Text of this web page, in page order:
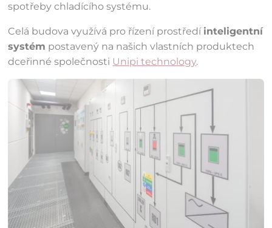
spotřeby chladícího systému.
Celá budova využívá pro řízení prostředí inteligentní
systém postavený na našich vlastních produktech
dceřinné společnosti Unipi technology.